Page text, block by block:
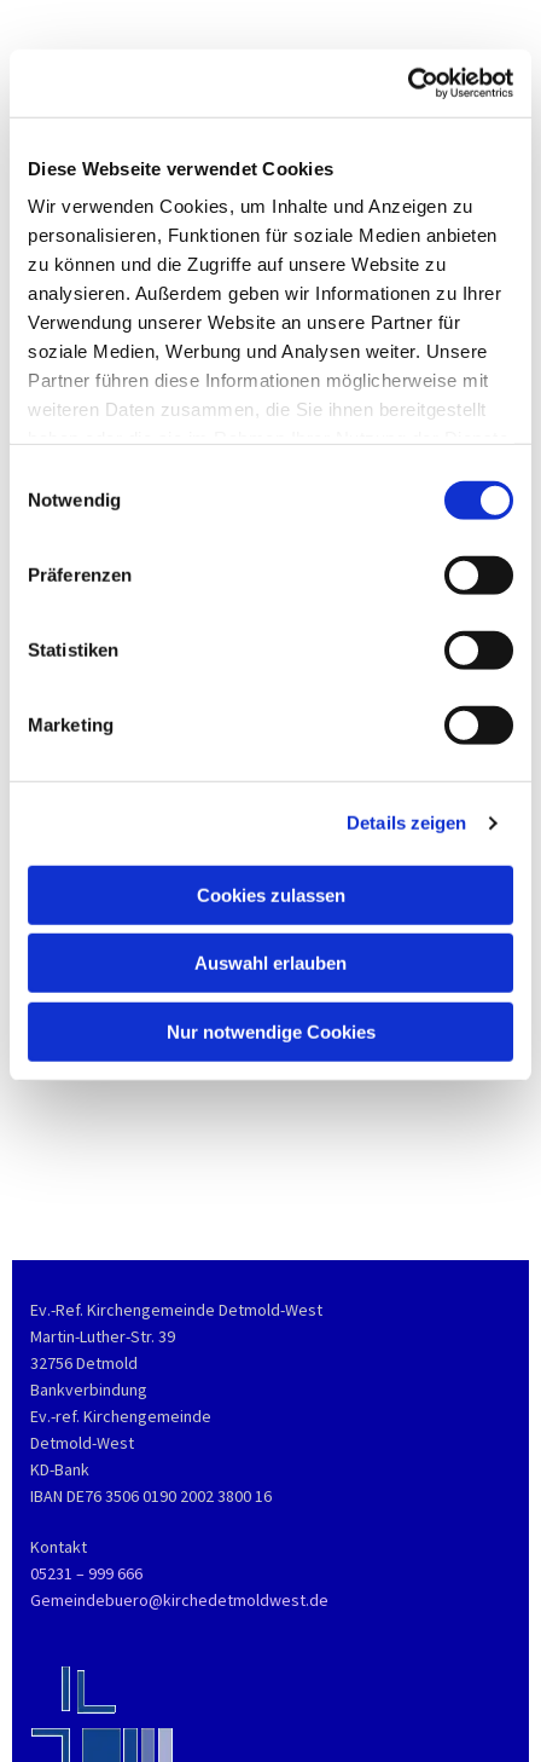
Diese Webseite verwendet Cookies
Wir verwenden Cookies, um Inhalte und Anzeigen zu
personalisieren, Funktionen für soziale Medien anbieten
zu können und die Zugriffe auf unsere Website zu
analysieren. Außerdem geben wir Informationen zu Ihrer
Verwendung unserer Website an unsere Partner für
soziale Medien, Werbung und Analysen weiter. Unsere
Partner führen diese Informationen möglicherweise mit
weiteren Daten zusammen, die Sie ihnen bereitgestellt
Notwendig
Präferenzen
Statistiken
Marketing
Details zeigen
Cookies zulassen
Auswahl erlauben
Nur notwendige Cookies
Dies könnte Sie auch
Ev.-Ref. Kirchengemeinde Detmold-West
Martin-Luther-Str. 39
32756 Detmold
Bankverbindung
Ev.-ref. Kirchengemeinde
Detmold-West
KD-Bank
IBAN DE76 3506 0190 2002 3800 16
Kontakt
05231 – 999 666
Gemeindebuero@kirchedetmoldwest.de